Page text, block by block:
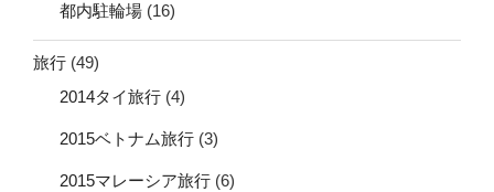
都内駐輪場 (16)
旅行 (49)
2014タイ旅行 (4)
2015ベトナム旅行 (3)
2015マレーシア旅行 (6)